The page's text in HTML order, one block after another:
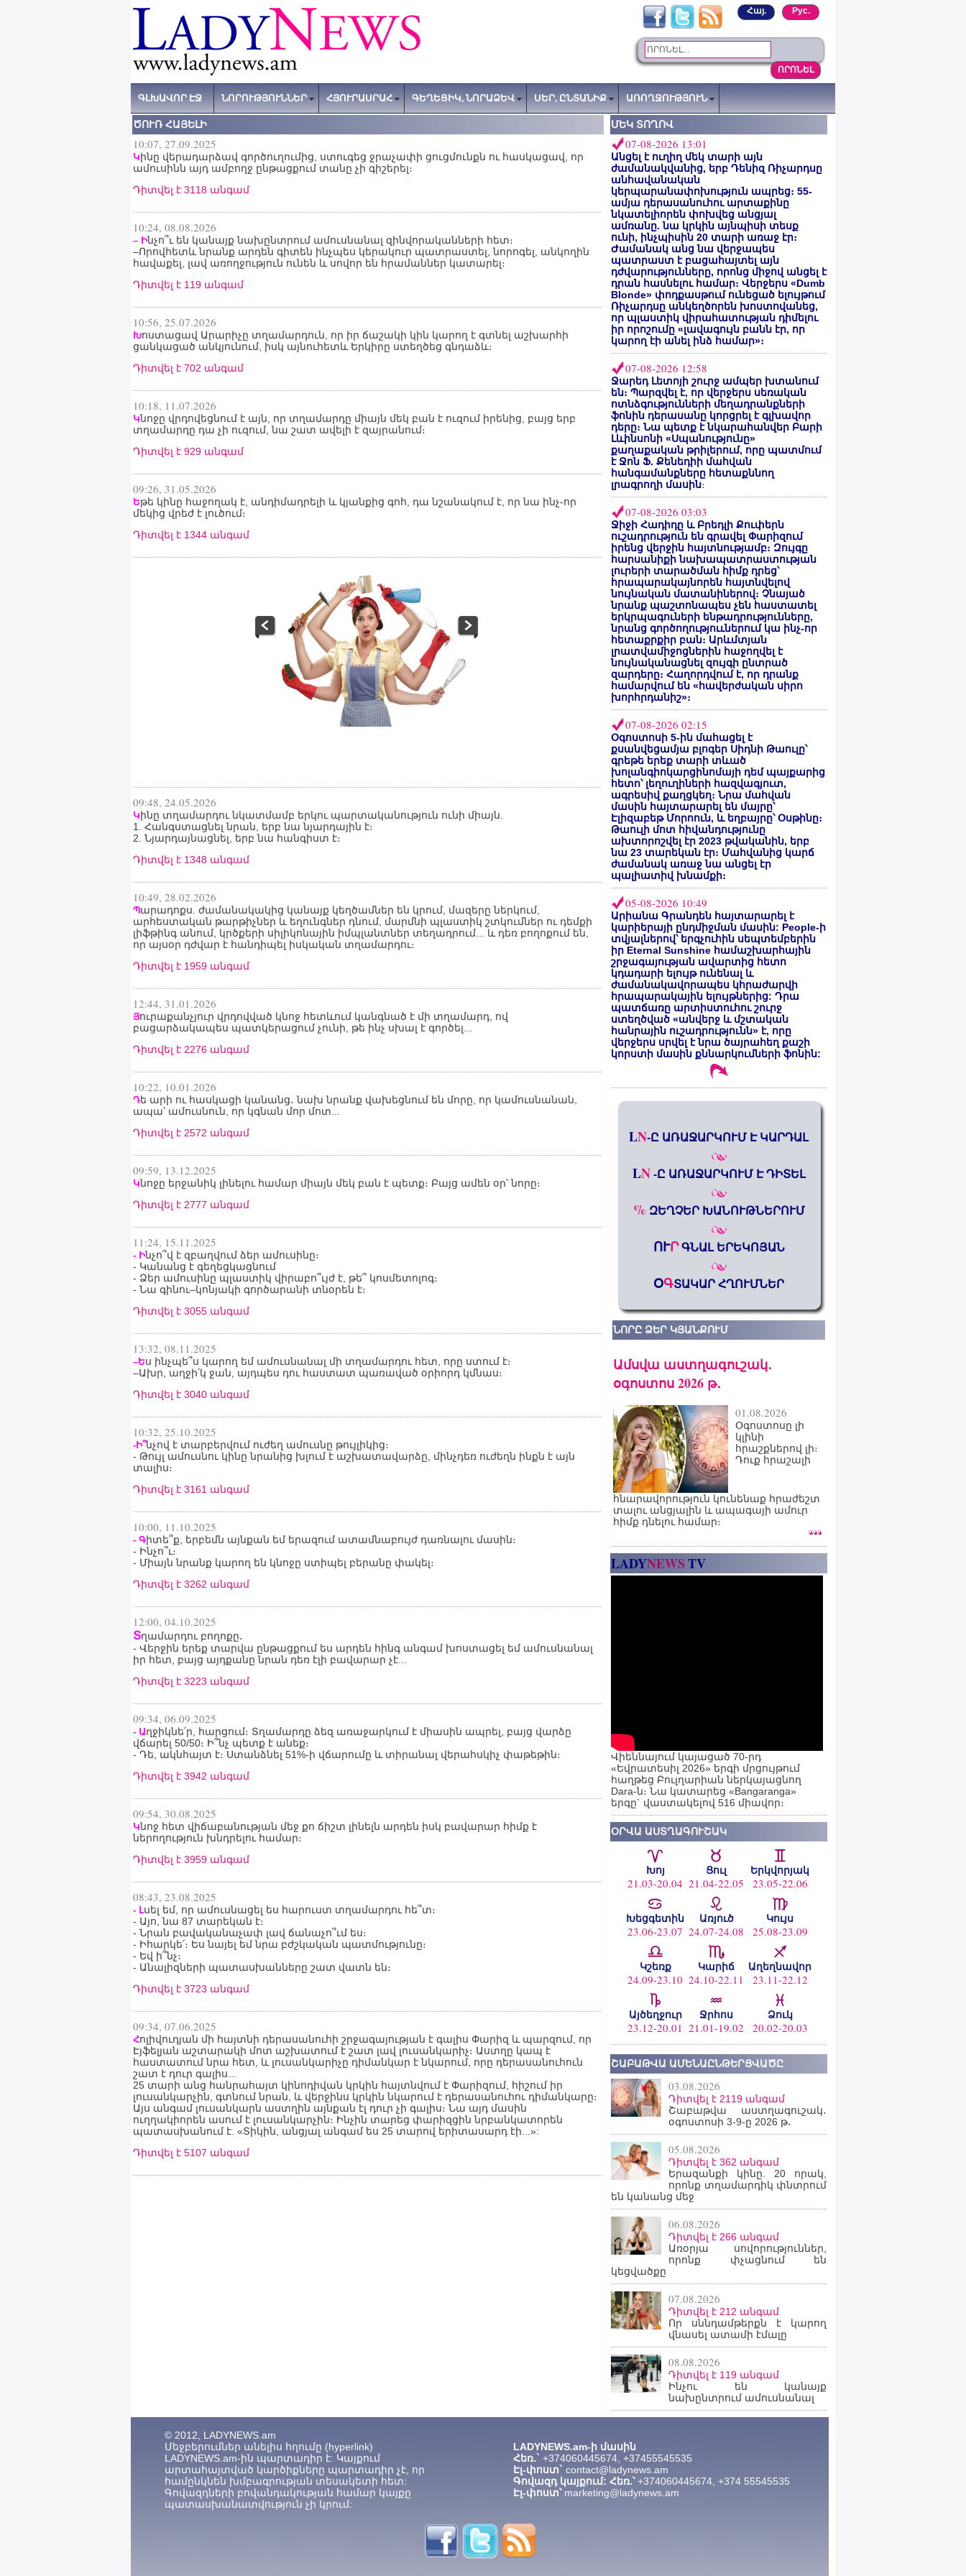
Рус.
Հայ.
ԳԼԽԱՎՈՐ ԷՋ ՆՈՐՈՒԹՅՈՒՆՆԵՐ ՀՅՈՒՐԱՍՐԱՀ ԳԵՂԵՑԻԿ, ՆՈՐԱՁԵՎ ՍԵՐ, ԸՆՏԱՆԻՔ ԱՌՈՂՋՈՒԹՅՈՒՆ
ԾՈՒՌ ՀԱՅԵԼԻ
10:07, 27.09.2025
Կինը վերադարձավ գործուղումից, ստուգեց ջրաչափի ցուցմունքն ու հասկացավ, որ
ամուսինն այդ ամբողջ ընթացքում տանը չի գիշերել։
Դիտվել է 3118 անգամ
10:24, 08.08.2026
– Ինչո՞ւ են կանայք նախընտրում ամուսնանալ զինվորականների հետ։
–Որովհետև նրանք արդեն գիտեն ինչպես կերակուր պատրաստել, նորոգել, անկողին
հավաքել, լավ առողջություն ունեն և սովոր են հրամաններ կատարել։
Դիտվել է 119 անգամ
10:56, 25.07.2026
Խոստացավ Արարիչը տղամարդուն, որ իր ճաշակի կին կարող է գտնել աշխարհի
ցանկացած անկյունում, իսկ այնուհետև Երկիրը ստեղծեց գնդաձև։
Դիտվել է 702 անգամ
10:18, 11.07.2026
Կնոջը վրդովեցնում է այն, որ տղամարդը միայն մեկ բան է ուզում իրենից, բայց երբ
տղամարդը դա չի ուզում, նա շատ ավելի է զայրանում։
Դիտվել է 929 անգամ
09:26, 31.05.2026
Եթե կինը հաջողակ է, անդիմադրելի և կյանքից գոհ, դա նշանակում է, որ նա ինչ-որ
մեկից վրեժ է լուծում։
Դիտվել է 1344 անգամ
09:48, 24.05.2026
Կինը տղամարդու նկատմամբ երկու պարտականություն ունի միայն.
1. Հանգստացնել նրան, երբ նա նյարդային է։
2. Նյարդայնացնել, երբ նա հանգիստ է։
Դիտվել է 1348 անգամ
10:49, 28.02.2026
Պարադոքս. ժամանակակից կանայք կեղծամներ են կրում, մազերը ներկում,
արհեստական թարթիչներ և եղունգներ դնում, մարմնի պլաստիկ շտկումներ ու դեմքի
լիֆթինգ անում, կրծքերի սիլիկոնային իմպլանտներ տեղադրում... և դեռ բողոքում են,
որ այսօր դժվար է հանդիպել իսկական տղամարդու։
Դիտվել է 1959 անգամ
12:44, 31.01.2026
Յուրաքանչյուր վրդովված կնոջ հետևում կանգնած է մի տղամարդ, ով
բացարձակապես պատկերացում չունի, թե ինչ սխալ է գործել...
Դիտվել է 2276 անգամ
10:22, 10.01.2026
Դե արի ու հասկացի կանանց․ նախ նրանք վախեցնում են մորը, որ կամուսնանան,
ապա՝ ամուսնուն, որ կգնան մոր մոտ...
Դիտվել է 2572 անգամ
09:59, 13.12.2025
Կնոջը երջանիկ լինելու համար միայն մեկ բան է պետք։ Բայց ամեն օր՝ նորը։
Դիտվել է 2777 անգամ
11:24, 15.11.2025
- Ինչո՞վ է զբաղվում ձեր ամուսինը։
- Կանանց է գեղեցկացնում
- Ձեր ամուսինը պլաստիկ վիրաբո՞ւյժ է, թե՞ կոսմետոլոգ։
- Նա գինու–կոնյակի գործարանի տնօրեն է։
Դիտվել է 3055 անգամ
13:32, 08.11.2025
–Ես ինչպե՞ս կարող եմ ամուսնանալ մի տղամարդու հետ, որը ստում է։
–Ախր, աղջի՛կ ջան, այդպես դու հաստատ պառաված օրիորդ կմնաս։
Դիտվել է 3040 անգամ
10:32, 25.10.2025
-Ի՞նչով է տարբերվում ուժեղ ամուսնը թույլիկից։
- Թույլ ամուսնու կինը նրանից խլում է աշխատավարձը, մինչդեռ ուժեղն ինքն է այն
տալիս։
Դիտվել է 3161 անգամ
10:00, 11.10.2025
- Գիտե՞ք, երբեմն այնքան եմ երազում ատամնաբույժ դառնալու մասին։
- Ինչո՞ւ։
- Միայն նրանք կարող են կնոջը ստիպել բերանը փակել։
Դիտվել է 3262 անգամ
12:00, 04.10.2025
Տղամարդու բողոքը․
- Վերջին երեք տարվա ընթացքում ես արդեն հինգ անգամ խոստացել եմ ամուսնանալ
իր հետ, բայց այդքանը նրան դեռ էլի բավարար չէ...
Դիտվել է 3223 անգամ
09:34, 06.09.2025
- Աղջիկնե՛ր, հարցում։ Տղամարդը ձեզ առաջարկում է միասին ապրել, բայց վարձը
վճարել 50/50։ Ի՞նչ պետք է անեք։
- Դե, ակնհայտ է։ Ստանձնել 51%-ի վճարումը և տիրանալ վերահսկիչ փաթեթին։
Դիտվել է 3942 անգամ
09:54, 30.08.2025
Կնոջ հետ վիճաբանության մեջ քո ճիշտ լինելն արդեն իսկ բավարար հիմք է
ներողություն խնդրելու համար։
Դիտվել է 3959 անգամ
08:43, 23.08.2025
- Լսել եմ, որ ամուսնացել ես հարուստ տղամարդու հե՞տ։
- Այո, նա 87 տարեկան է։
- Նրան բավականաչափ լավ ճանաչո՞ւմ ես։
- Իհարկե՛։ Ես նայել եմ նրա բժշկական պատմությունը։
- Եվ ի՞նչ։
- Անալիզների պատասխանները շատ վատն են։
Դիտվել է 3723 անգամ
09:34, 07.06.2025
Հոլիվուդյան մի հայտնի դերասանուհի շրջագայության է գալիս Փարիզ և պարզում, որ
Էյֆելյան աշտարակի մոտ աշխատում է շատ լավ լուսանկարիչ։ Աստղը կապ է
հաստատում նրա հետ, և լուսանկարիչը դիմանկար է նկարում, որը դերասանուհուն
շատ է դուր գալիս...
25 տարի անց հանրահայտ կինոդիվան կրկին հայտնվում է Փարիզում, հիշում իր
լուսանկարչին, գտնում նրան, և վերջինս կրկին նկարում է դերասանուհու դիմանկարը։
Այս անգամ լուսանկարն աստղին այնքան էլ դուր չի գալիս։ Նա այդ մասին
ուղղակիորեն ասում է լուսանկարչին։ Ինչին տարեց փարիզցին նրբանկատորեն
պատասխանում է. «Տիկին, անցյալ անգամ ես 25 տարով երիտասարդ էի...»:
Դիտվել է 5107 անգամ
ՄԵԿ ՏՈՂՈՎ
07-08-2026 13:01
Անցել է ուղիղ մեկ տարի այն
ժամանակվանից, երբ Դենիզ Ռիչարդսը
անհավանական
կերպարանափոխություն ապրեց։ 55-
ամյա դերասանուհու արտաքինը
նկատելիորեն փոխվեց անցյալ
ամռանը. նա կրկին այնպիսի տեսք
ունի, ինչպիսին 20 տարի առաջ էր։
Ժամանակ անց նա վերջապես
պատրաստ է բացահայտել այն
դժվարությունները, որոնց միջով անցել է
դրան հասնելու համար։ Վերջերս «Dumb
Blonde» փոդքասթում ունեցած ելույթում
Ռիչարդսը անկեղծորեն խոստովանեց,
որ պլաստիկ վիրահատության դիմելու
իր որոշումը «լավագույն բանն էր, որ
կարող էի անել ինձ համար»։
07-08-2026 12:58
Ջարեդ Լետոյի շուրջ ամպեր խտանում
են։ Պարզվել է, որ վերջերս սեռական
ոտնձգությունների մեղադրանքների
ֆոնին դերասանը կորցրել է գլխավոր
դերը։ Նա պետք է նկարահանվեր Բարի
Լևինսոնի «Սպանությունը»
քաղաքական թրիլերում, որը պատմում
է Ջոն Ֆ. Քենեդիի մահվան
հանգամանքները հետաքննող
լրագրողի մասին։
07-08-2026 03:03
Ջիջի Հադիդը և Բրեդլի Քուփերն
ուշադրություն են գրավել Փարիզում
իրենց վերջին հայտնությամբ։ Զույգը
հարսանիքի նախապատրաստության
լուրերի տարածման հիմք դրեց՝
հրապարակայնորեն հայտնվելով
նույնական մատանիներով։ Չնայած
նրանք պաշտոնապես չեն հաստատել
երկրպագուների ենթադրությունները,
նրանց գործողություւներում կա ինչ-որ
հետաքրքիր բան։ Արևմտյան
լրատվամիջոցներին հաջողվել է
նույնականացնել զույգի ընտրած
զարդերը։ Հաղորդվում է, որ դրանք
համարվում են «հավերժական սիրո
խորհրդանիշ»։
07-08-2026 02:15
Օգոստոսի 5-ին մահացել է
քսանվեցամյա բլոգեր Սիդնի Թաուլը՝
գրեթե երեք տարի տևած
խոլանգիոկարցինոմայի դեմ պայքարից
հետո՝ լեղուղիների հազվագյուտ,
ագրեսիվ քաղցկեղ։ Նրա մահվան
մասին հայտարարել են մայրը՝
Էլիզաբեթ Մորոուն, և եղբայրը՝ Օսթինը։
Թաուլի մոտ հիվանդությունը
ախտորոշվել էր 2023 թվականին, երբ
նա 23 տարեկան էր։ Մահվանից կարճ
ժամանակ առաջ նա անցել էր
պալիատիվ խնամքի։
05-08-2026 10:49
Արիանա Գրանդեն հայտարարել է
կարիերայի ընդմիջման մասին: People-ի
տվյալներով՝ երգչուհին սեպտեմբերին
իր Eternal Sunshine համաշխարհային
շրջագայության ավարտից հետո
կդադարի ելույթ ունենալ և
ժամանակավորապես կհրաժարվի
հրապարակային ելույթներից: Դրա
պատճառը արտիստուհու շուրջ
ստեղծված «անվերջ և մշտական
հանրային ուշադրությունն» է, որը
վերջերս սրվել է նրա ծայրահեղ քաշի
կորստի մասին քննարկումների ֆոնին:
LN-Ը ԱՌԱՋԱՐԿՈՒՄ Է ԿԱՐԴԱԼ
LN-Ը ԱՌԱՋԱՐԿՈՒՄ Է ԴԻՏԵԼ
% ԶԵՂՉԵՐ ԽԱՆՈՒԹՆԵՐՈՒՄ
ՈՒՐԳՆԱԼ ԵՐԵԿՈՅԱՆ
ՕԳՏԱԿԱՐ ՀՂՈՒՄՆԵՐ
ՆՈՐԸ ՁԵՐ ԿՅԱՆՔՈՒՄ
Ամսվա աստղագուշակ․
օգոստոս 2026 թ․
01.08.2026
Օգոստոսը լի
կլինի
հրաշքներով լի։
Դուք հրաշալի
հնարավորություն կունենաք հրաժեշտ
տալու անցյալին և ապագայի ամուր
հիմք դնելու համար։
LADYNEWSTV
Վիեննայում կայացած 70-րդ
«Եվրատեսիլ 2026» երգի մրցույթում
հաղթեց Բուլղարիան ներկայացնող
Dara-ն։ Նա կատարեց «Bangaranga»
երգը` վաստակելով 516 միավոր։
ՕՐՎԱ ԱՍՏՂԱԳՈՒՇԱԿ
Խոյ
21.03-20.04
Ցուլ
21.04-22.05
Երկվորյակ
23.05-22.06
Խեցգետին
23.06-23.07
Առյուծ
24.07-24.08
Կույս
25.08-23.09
Կշեռք
24.09-23.10
Կարիճ
24.10-22.11
Աղեղնավոր
23.11-22.12
Այծեղջուր
23.12-20.01
Ջրհոս
21.01-19.02
Ձուկ
20.02-20.03
ՇԱԲԱԹՎԱ ԱՄԵՆԱԸՆԹԵՐՑՎԱԾԸ
03.08.2026
Դիտվել է 2119 անգամ
Շաբաթվա աստղագուշակ․
օգոստոսի 3-9-ը 2026 թ․
05.08.2026
Դիտվել է 362 անգամ
Երազանքի կինը. 20 որակ,
որոնք տղամարդիկ փնտրում
են կանանց մեջ
06.08.2026
Դիտվել է 266 անգամ
Առօրյա սովորություններ,
որոնք փչացնում են
կեցվածքը
07.08.2026
Դիտվել է 212 անգամ
Որ սննդամթերքն է կարող
վնասել ատամի էմալը
08.08.2026
Դիտվել է 119 անգամ
Ինչու են կանայք
նախընտրում ամուսնանալ
© 2012, LADYNEWS.am
Մեջբերումներ անելիս հղումը (hyperlink)
LADYNEWS.am-ին պարտադիր է: Կայքում
արտահայտված կարծիքները պարտադիր չէ, որ
համընկնեն խմբագրության տեսակետի հետ:
Գովազդների բովանդակության համար կայքը
պատասխանատվություն չի կրում:
LADYNEWS.am-ի մասին
Հեռ.` +374060445674, +37455545535
Էլ-փոստ` contact@ladynews.am
Գովազդ կայքում: Հեռ.՝+374060445674, +374 55545535
Էլ-փոստ՝ marketing@ladynews.am